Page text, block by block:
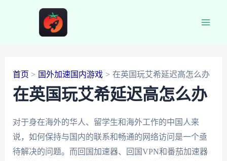
首页 国外加速国内游戏 在英国玩艾希延迟高怎么办
在英国玩艾希延迟高怎么办
对于身在海外的华人、留学生和海外工作的中国人来
说，如何保持与国内的联系和畅通的网络访问是一个亟
待解决的问题。而回国加速器、回国VPN和番茄加速器